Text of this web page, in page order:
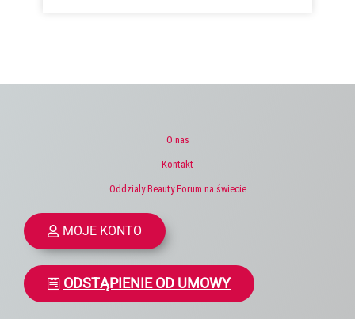
O nas
Kontakt
Oddziały Beauty Forum na świecie
MOJE KONTO
ODSTĄPIENIE OD UMOWY